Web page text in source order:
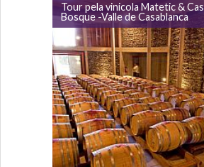
Tour pela vinicola Matetic &
Bosque -Valle de Casablanca